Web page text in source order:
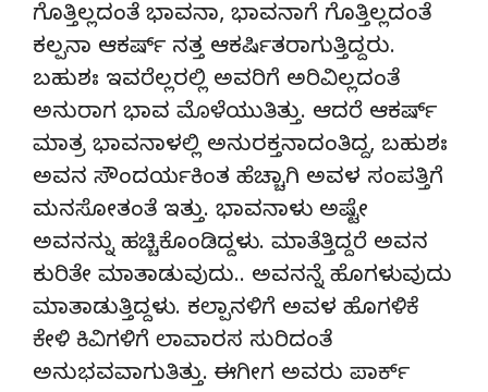
ಗೊತ್ತಿಲ್ಲದಂತೆ ಭಾವನಾ, ಭಾವನಾಗೆ ಗೊತ್ತಿಲ್ಲದಂತೆ
ಕಲ್ಪನಾ ಆಕರ್ಷ್ ನತ್ತ ಆಕರ್ಷಿತರಾಗುತ್ತಿದ್ದರು.
ಬಹುಶಃ ಇವರೆಲ್ಲರಲ್ಲಿ ಅವರಿಗೆ ಅರಿವಿಲ್ಲದಂತೆ
ಅನುರಾಗ ಭಾವ ಮೊಳೆಯುತಿತ್ತು. ಆದರೆ ಆಕರ್ಷ್
ಮಾತ್ರ ಭಾವನಾಳಲ್ಲಿ ಅನುರಕ್ತನಾದಂತಿದ್ದ, ಬಹುಶಃ
ಅವನ ಸೌಂದರ್ಯಕಿಂತ ಹೆಚ್ಚಾಗಿ ಅವಳ ಸಂಪತ್ತಿಗೆ
ಮನಸೋತಂತೆ ಇತ್ತು. ಭಾವನಾಳು ಅಷ್ಟೇ
ಅವನನ್ನು ಹಚ್ಚಿಕೊಂಡಿದ್ದಳು. ಮಾತೆತ್ತಿದ್ದರೆ ಅವನ
ಕುರಿತೇ ಮಾತಾಡುವುದು.. ಅವನನ್ನೆ ಹೊಗಳುವುದು
ಮಾತಾಡುತ್ತಿದ್ದಳು. ಕಲ್ಪಾನಳಿಗೆ ಅವಳ ಹೊಗಳಿಕೆ
ಕೇಳಿ ಕಿವಿಗಳಿಗೆ ಲಾವಾರಸ ಸುರಿದಂತೆ
ಅನುಭವವಾಗುತಿತ್ತು. ಈಗೀಗ ಅವರು ಪಾರ್ಕ್